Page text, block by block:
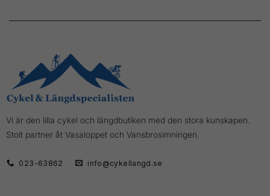
Vi är den lilla cykel och längdbutiken med den stora kunskapen.
Stolt partner åt Vasaloppet och Vansbrosimningen.
023-63862 info@cykellangd.se